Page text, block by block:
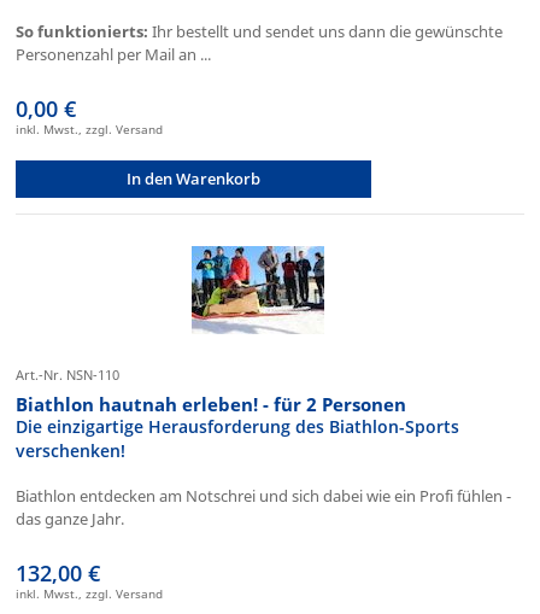
So funktionierts: Ihr bestellt und sendet uns dann die gewünschte
Personenzahl per Mail an ...
0,00 €
inkl. Mwst., zzgl. Versand
In den Warenkorb
Art.-Nr. NSN-110
Biathlon hautnah erleben! - für 2 Personen
Die einzigartige Herausforderung des Biathlon-Sports
verschenken!
Biathlon entdecken am Notschrei und sich dabei wie ein Profi fühlen -
das ganze Jahr.
132,00 €
inkl. Mwst., zzgl. Versand